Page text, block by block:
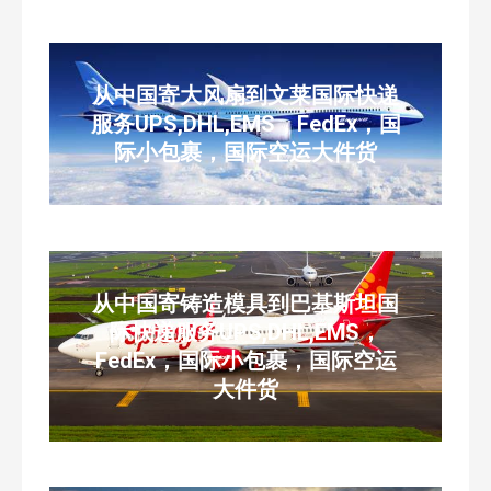
从中国寄大风扇到文莱国际快递
服务UPS,DHL,EMS，FedEx，国
际小包裹，国际空运大件货
从中国寄铸造模具到巴基斯坦国
际快递服务UPS,DHL,EMS，
FedEx，国际小包裹，国际空运
大件货